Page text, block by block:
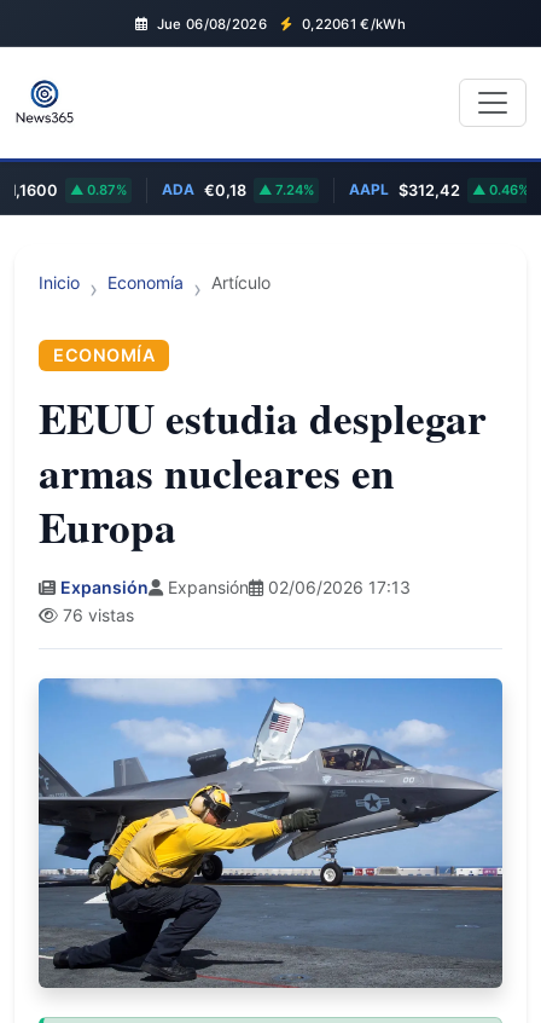
Jue 06/08/2026 0,22061 €/kWh
0.87% ADA €0,18 7.24% AAPL $312,42 0.46%
Inicio Economía Artículo
ECONOMÍA
EEUU estudia desplegar
armas nucleares en
Europa
Expansión Expansión
02/06/2026 17:13
76 vistas